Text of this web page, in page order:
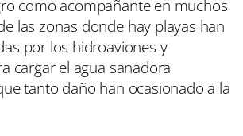
como acompañante en muchos
las zonas donde hay playas han
por los hidroaviones y
cargar el agua sanadora
tanto daño han ocasionado a la